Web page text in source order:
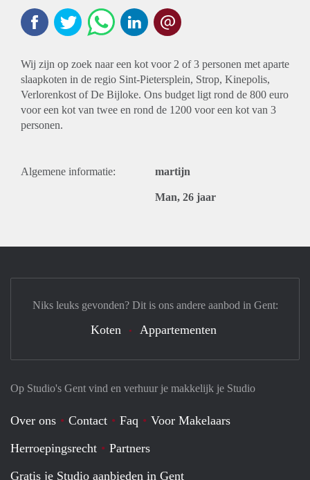
Wij zijn op zoek naar een kot voor 2 of 3 personen met aparte
slaapkoten in de regio Sint-Pietersplein, Strop, Kinepolis,
Verlorenkost of De Bijloke. Ons budget ligt rond de 800 euro
voor een kot van twee en rond de 1200 voor een kot van 3
personen.
Algemene informatie: martijn
Man, 26 jaar
Op Studio's Gent vind en verhuur je makkelijk je Studio
Over ons Contact Faq
Voor Makelaars
Herroepingsrecht
Partners
Gratis je Studio aanbieden in Gent
Niks leuks gevonden? Dit is ons andere aanbod in Gent:
Koten Appartementen